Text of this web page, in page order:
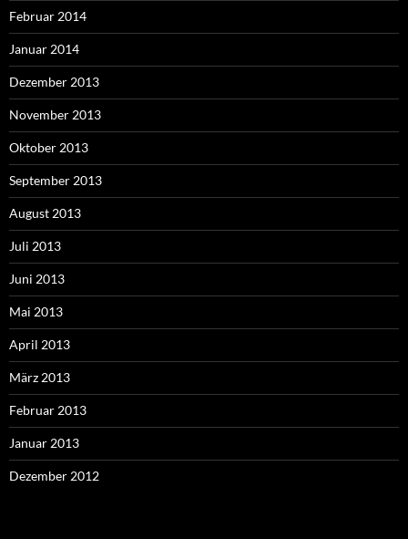
Februar 2014
Januar 2014
Dezember 2013
November 2013
Oktober 2013
September 2013
August 2013
Juli 2013
Juni 2013
Mai 2013
April 2013
März 2013
Februar 2013
Januar 2013
Dezember 2012